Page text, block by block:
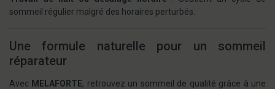
sommeil régulier malgré des horaires perturbés.
Une formule naturelle pour un sommeil
réparateur
Avec MELAFORTE, retrouvez un sommeil de qualité grâce à une